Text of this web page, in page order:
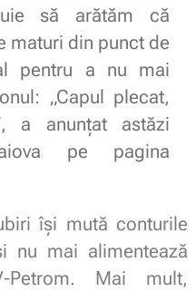
să arătăm că
maturi din punct de
pentru a nu mai
„Capul plecat,
a anunțat astăzi
pe pagina
își mută conturile
nu mai alimentează
Mai mult,